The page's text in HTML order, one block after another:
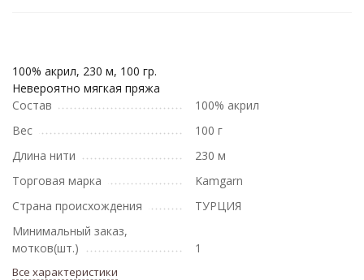
100% акрил, 230 м, 100 гр.
Невероятно мягкая пряжа
Состав
100% акрил
Вес
100 г
Длина нити
230 м
Торговая марка
Kamgarn
Страна происхождения
ТУРЦИЯ
Минимальный заказ,
мотков(шт.)
1
Все характеристики